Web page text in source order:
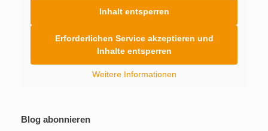
Inhalt entsperren
Erforderlichen Service akzeptieren und
Inhalte entsperren
Weitere Informationen
Blog abonnieren